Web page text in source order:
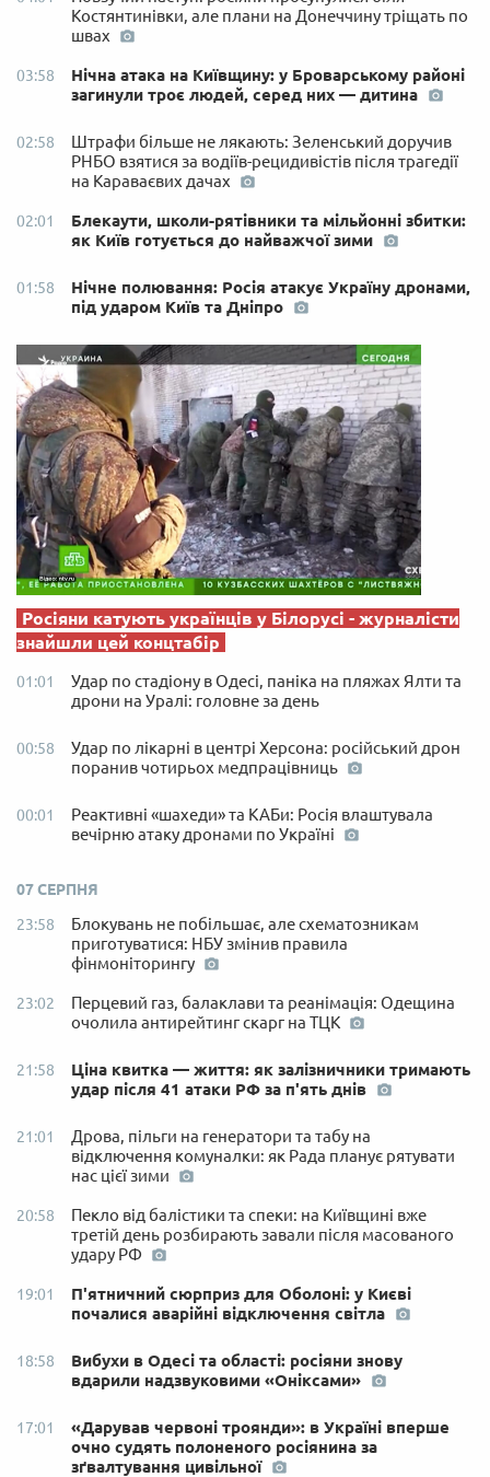
Костянтинівки, але плани на Донеччину тріщать по
швах
03:58
Нічна атака на Київщину: у Броварському районі
загинули троє людей, серед них — дитина
02:58
Штрафи більше не лякають: Зеленський доручив
РНБО взятися за водіїв-рецидивістів після трагедії
на Караваєвих дачах
02:01
Блекаути, школи-рятівники та мільйонні збитки:
як Київ готується до найважчої зими
01:58
Нічне полювання: Росія атакує Україну дронами,
під ударом Київ та Дніпро
Росіяни катують українців у Білорусі - журналісти
знайшли цей концтабір
01:01
Удар по стадіону в Одесі, паніка на пляжах Ялти та
дрони на Уралі: головне за день
00:58
Удар по лікарні в центрі Херсона: російський дрон
поранив чотирьох медпрацівниць
00:01
Реактивні «шахеди» та КАБи: Росія влаштувала
вечірню атаку дронами по Україні
07 СЕРПНЯ
23:58
Блокувань не побільшає, але схематозникам
приготуватися: НБУ змінив правила
фінмоніторингу
23:02
Перцевий газ, балаклави та реанімація: Одещина
очолила антирейтинг скарг на ТЦК
21:58
Ціна квитка — життя: як залізничники тримають
удар після 41 атаки РФ за п'ять днів
21:01
Дрова, пільги на генератори та табу на
відключення комуналки: як Рада планує рятувати
нас цієї зими
20:58
Пекло від балістики та спеки: на Київщині вже
третій день розбирають завали після масованого
удару РФ
19:01
П'ятничний сюрприз для Оболоні: у Києві
почалися аварійні відключення світла
18:58
Вибухи в Одесі та області: росіяни знову
вдарили надзвуковими «Оніксами»
17:01
«Дарував червоні троянди»: в Україні вперше
очно судять полоненого росіянина за
зґвалтування цивільної